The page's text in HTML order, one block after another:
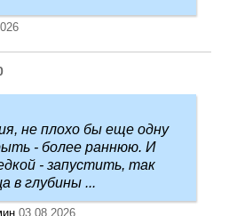
не плохо бы еще одну
- более раннюю. И
- запустить, так
в глубины ...
03.08.2026